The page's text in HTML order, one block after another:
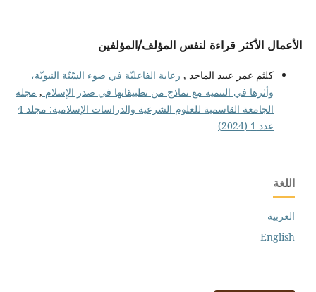
الأعمال الأكثر قراءة لنفس المؤلف/المؤلفين
كلثم عمر عبيد الماجد , رعاية الفاعليّة في ضوء السّنّة النبويّة،
وأثرها في التنمية مع نماذج من تطبيقاتها في صدر الإسلام , مجلة
الجامعة القاسمية للعلوم الشرعية والدراسات الإسلامية: مجلد 4
عدد 1 (2024)
اللغة
العربية
English